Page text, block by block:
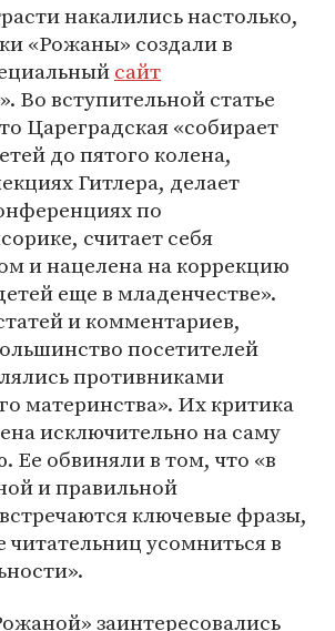
накалились настолько,
«Рожаны» создали в
сайт
Во вступительной статье
Цареградская «собирает
до пятого колена,
Гитлера, делает
по
считает себя
и нацелена на коррекцию
еще в младенчестве».
и комментариев,
посетителей
противниками
материнства». Их критика
исключительно на саму
Ее обвиняли в том, что «в
и правильной
ключевые фразы,
усомниться в
заинтересовались